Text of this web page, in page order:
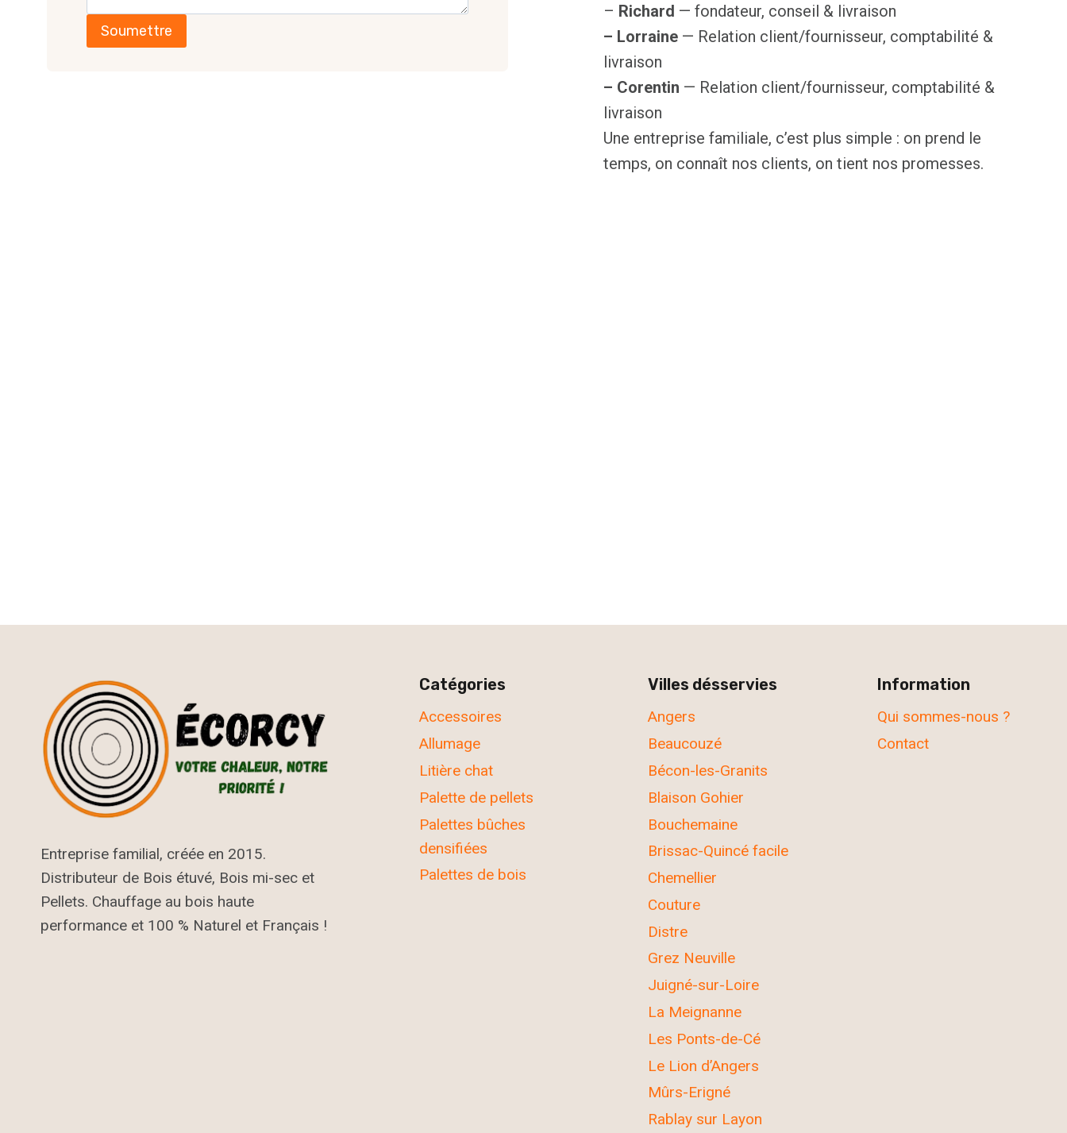
Soumettre
– Richard — fondateur, conseil & livraison
– Lorraine— Relation client/fournisseur, comptabilité &
livraison
– Corentin — Relation client/fournisseur, comptabilité &
livraison
Une entreprise familiale, c’est plus simple : on prend le
temps, on connaît nos clients, on tient nos promesses.
Entreprise familial, créée en 2015.
Distributeur de Bois étuvé, Bois mi-sec et
Pellets. Chauffage au bois haute
performance et 100 % Naturel et Français !
Catégories
Accessoires
Allumage
Litière chat
Palette de pellets
Palettes bûches
densifiées
Palettes de bois
Villes désservies
Angers
Beaucouzé
Bécon-les-Granits
Blaison Gohier
Bouchemaine
Brissac-Quincé facile
Chemellier
Couture
Distre
Grez Neuville
Juigné-sur-Loire
La Meignanne
Les Ponts-de-Cé
Le Lion d’Angers
Mûrs-Erigné
Rablay sur Layon
Information
Qui sommes-nous ?
Contact